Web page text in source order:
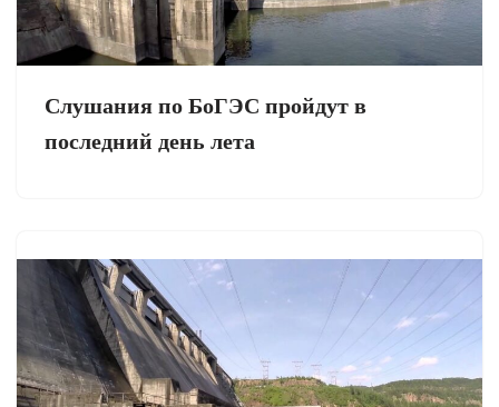
Слушания по БоГЭС пройдут в
последний день лета